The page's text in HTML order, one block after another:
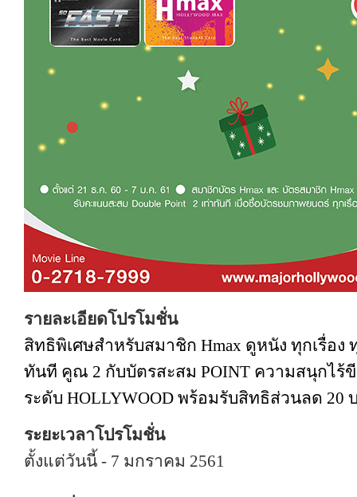
รายละเอียดโปรโมชั่น
สิทธิพิเศษสำหรับสมาชิก Hmax ดูหนัง ทุกเรื่อง
ทันที คูณ 2 กับบัตรสะสม POINT ความสนุกไร้
ระดับ HOLLYWOOD พร้อมรับสิทธิส่วนลด 20
ระยะเวลาโปรโมชั่น
ตั้งแต่วันนี้ - 7 มกราคม 2561